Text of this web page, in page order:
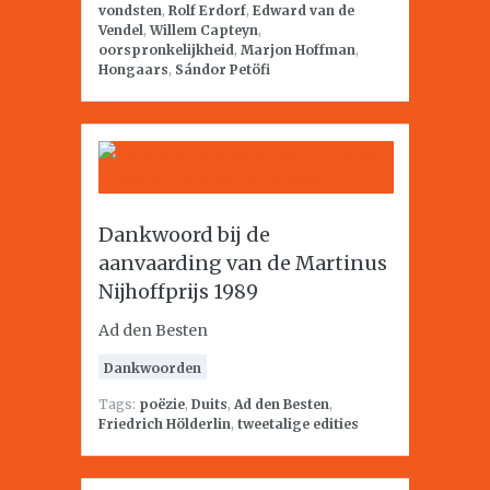
vondsten, Rolf Erdorf, Edward van de
Vendel,Willem Capteyn,
oorspronkelijkheid, Marjon Hoffman,
Hongaars, Sándor Petöfi
Dankwoord bij de
aanvaarding van de Martinus
Nijhoffprijs 1989
Ad den Besten
Dankwoorden
Tags: poëzie, Duits, Ad den Besten,
Friedrich Hölderlin, tweetalige edities